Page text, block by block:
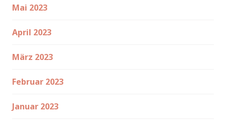
Mai 2023
April 2023
März 2023
Februar 2023
Januar 2023